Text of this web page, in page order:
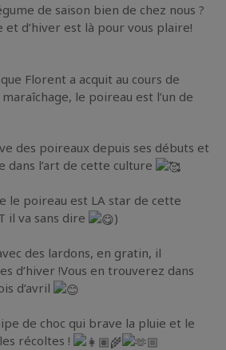
de saison bien de chez nous ?
et d’hiver est là pour vous plaire!
Florent a acquit au cours de
le poireau est l’un de
des poireaux depuis ses débuts et
dans l’art de cette culture
le poireau est LA star de cette
il va sans dire
)
des lardons, en gratin, il
d’hiver !Vous en trouverez dans
d’avril
de choc qui brave la pluie et le
récoltes !